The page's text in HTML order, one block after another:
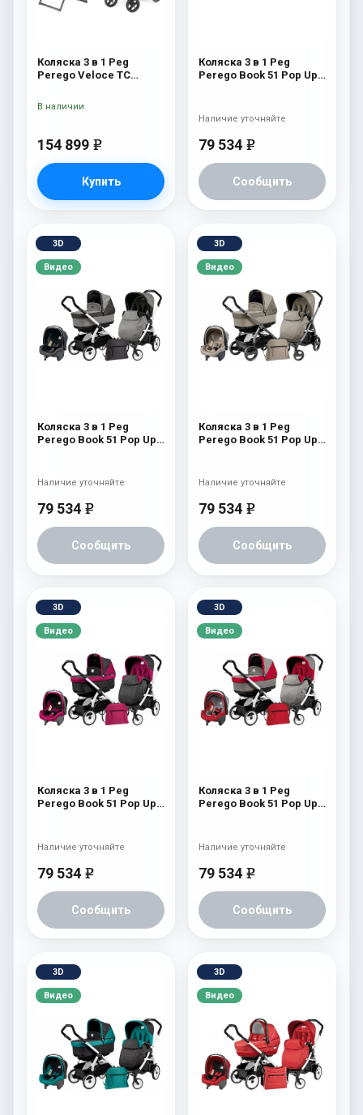
Коляска 3 в 1 Peg
Perego Veloce TC
New
154 899 e
Купить
В наличии
Коляска 3 в 1 Peg
Perego Book 51 Pop Up
79 534 e
Сообщить
Наличие уточняйте
3D
Видео
Коляска 3 в 1 Peg
Perego Book 51 Pop Up
Atmosphere
79 534 e
Сообщить
Наличие уточняйте
3D
Видео
Коляска 3 в 1 Peg
Perego Book 51 Pop Up
79 534 e
Сообщить
Наличие уточняйте
3D
Видео
Коляска 3 в 1 Peg
Perego Book 51 Pop Up
79 534 e
Сообщить
Наличие уточняйте
3D
Видео
Коляска 3 в 1 Peg
Perego Book 51 Pop Up
79 534 e
Сообщить
Наличие уточняйте
3D
Видео
3D
Видео